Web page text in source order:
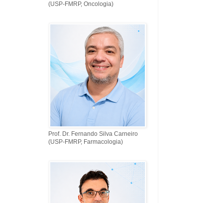
(USP-FMRP, Oncologia)
Prof. Dr. Fernando Silva Carneiro
(USP-FMRP, Farmacologia)